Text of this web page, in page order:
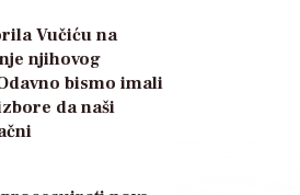
Vučiću na
njihovog
bismo imali
da naši